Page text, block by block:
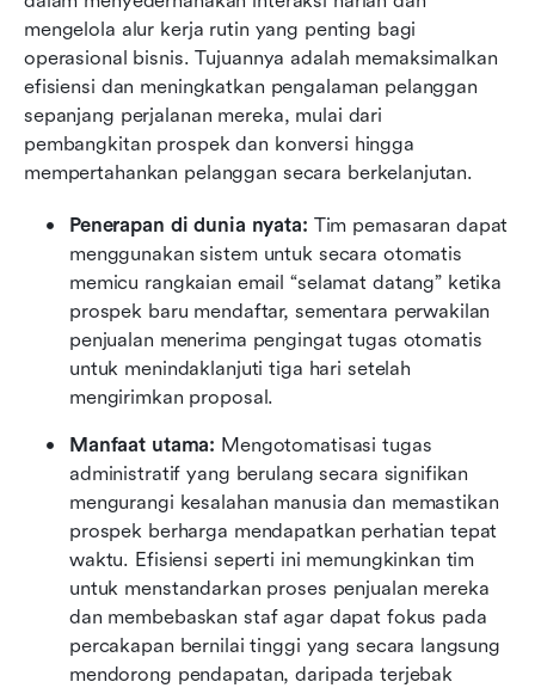
mengelola alur kerja rutin yang penting bagi
operasional bisnis. Tujuannya adalah memaksimalkan
efisiensi dan meningkatkan pengalaman pelanggan
sepanjang perjalanan mereka, mulai dari
pembangkitan prospek dan konversi hingga
mempertahankan pelanggan secara berkelanjutan.
Penerapan di dunia nyata: Tim pemasaran dapat
menggunakan sistem untuk secara otomatis
memicu rangkaian email “selamat datang” ketika
prospek baru mendaftar, sementara perwakilan
penjualan menerima pengingat tugas otomatis
untuk menindaklanjuti tiga hari setelah
mengirimkan proposal.
Manfaat utama: Mengotomatisasi tugas
administratif yang berulang secara signifikan
mengurangi kesalahan manusia dan memastikan
prospek berharga mendapatkan perhatian tepat
waktu. Efisiensi seperti ini memungkinkan tim
untuk menstandarkan proses penjualan mereka
dan membebaskan staf agar dapat fokus pada
percakapan bernilai tinggi yang secara langsung
mendorong pendapatan, daripada terjebak